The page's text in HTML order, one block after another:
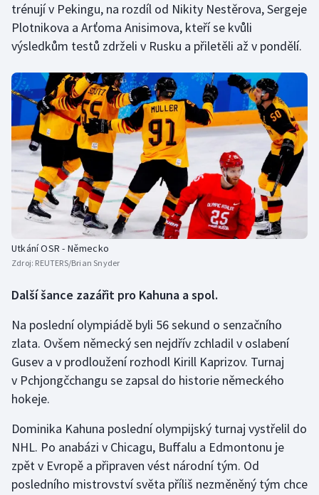
trénují v Pekingu, na rozdíl od Nikity Nestěrova, Sergeje
Plotnikova a Arťoma Anisimova, kteří se kvůli
výsledkům testů zdrželi v Rusku a přiletěli až v pondělí.
Utkání OSR - Německo
Zdroj: REUTERS/Brian Snyder
Další šance zazářit pro Kahuna a spol.
Na poslední olympiádě byli 56 sekund o senzačního
zlata. Ovšem německý sen nejdřív zchladil v oslabení
Gusev a v prodloužení rozhodl Kirill Kaprizov. Turnaj
v Pchjongčchangu se zapsal do historie německého
hokeje.
Dominika Kahuna poslední olympijský turnaj vystřelil do
NHL. Po anabázi v Chicagu, Buffalu a Edmontonu je
zpět v Evropě a připraven vést národní tým. Od
posledního mistrovství světa příliš nezměněný tým chce